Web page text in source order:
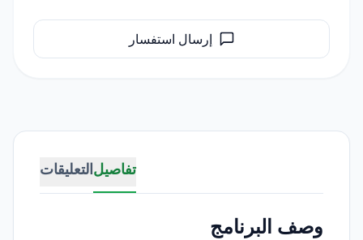
تفاصيلالتعليقات
وصف البرنامج
إرسال استفسار